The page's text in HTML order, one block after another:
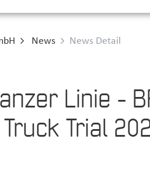
News News Detail
Linie -
Trial